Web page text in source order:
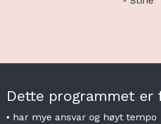
Dette programmet er
• har mye ansvar og høyt tempo